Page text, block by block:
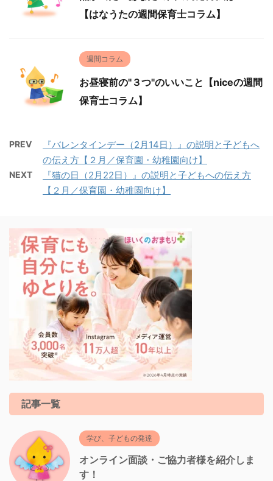
【はなうたの週間保育士コラム】
週間コラム
お昼寝前の"３つ"のいいこと【niceの週間
保育士コラム】
PREV
『バレンタインデー（2月14日）』の説明と子どもへ
の伝え方【２月／保育園・幼稚園向け】
NEXT
『猫の日（2月22日）』の説明と子どもへの伝え方
【２月／保育園・幼稚園向け】
記事一覧
学び、子どもの発達
オンライン面談・ご協力者様を紹介しま
す！